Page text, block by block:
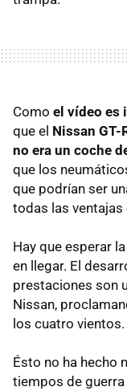
Como el vídeo es
que el Nissan GT-
no era un coche
que los
que podrían ser
todas las ventajas
Hay que esperar
en llegar. El
prestaciones son
Nissan,
los cuatro vientos.
Ésto no ha hecho
tiempos de